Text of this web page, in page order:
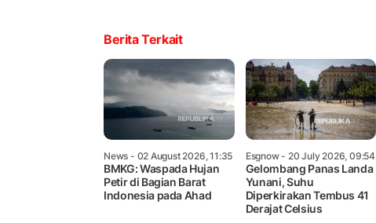
Berita Terkait
News - 02 August 2026, 11:35
BMKG: Waspada Hujan
Petir di Bagian Barat
Indonesia pada Ahad
Esgnow- 20 July 2026, 09:54
Gelombang Panas Landa
Yunani, Suhu
Diperkirakan Tembus 41
Derajat Celsius